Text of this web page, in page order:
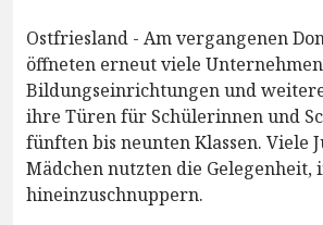
Ostfriesland - Am vergangenen
öffneten erneut viele
Bildungseinrichtungen und
ihre Türen für Schülerinnen und
fünften bis neunten Klassen. Viele
Mädchen nutzten die Gelegenheit,
hineinzuschnuppern.